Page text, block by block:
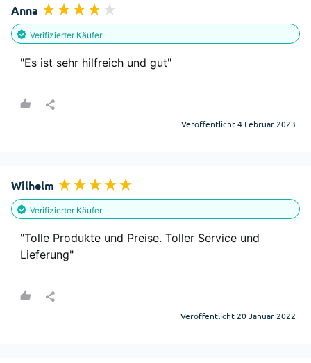
Anna
Verifizierter Käufer
"Es ist sehr hilfreich und gut"
Veröffentlicht 4 Februar 2023
Wilhelm
Verifizierter Käufer
"Tolle Produkte und Preise. Toller Service und
Lieferung"
Veröffentlicht 20 Januar 2022